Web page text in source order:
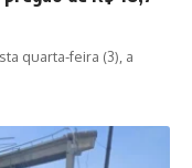
quarta-feira (3), a